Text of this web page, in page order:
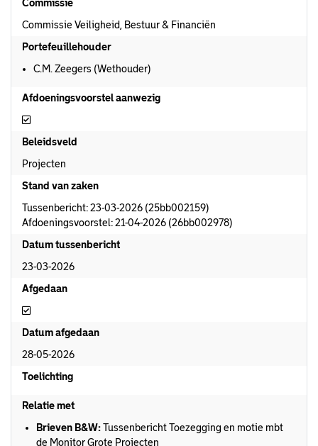
Commissie
Commissie Veiligheid, Bestuur & Financiën
Portefeuillehouder
C.M. Zeegers (Wethouder)
Afdoeningsvoorstel aanwezig
Afdoeningsvoorstel aanwezig
Beleidsveld
Projecten
Stand van zaken
Tussenbericht: 23-03-2026 (25bb002159)
Afdoeningsvoorstel: 21-04-2026 (26bb002978)
Datum tussenbericht
23-03-2026
Afgedaan
Afgedaan
Datum afgedaan
28-05-2026
Toelichting
Relatie met
Brieven B&W:Tussenbericht Toezegging en motie mbt
de Monitor Grote Projecten